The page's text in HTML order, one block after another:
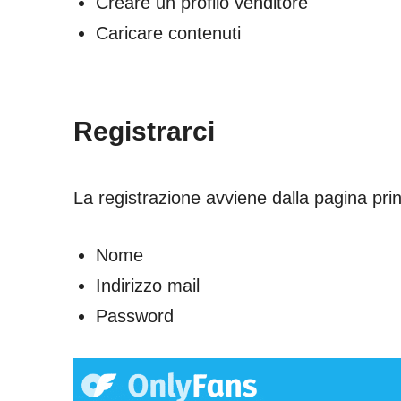
Caricare contenuti
Registrarci
La registrazione avviene dalla pagina
Nome
Indirizzo mail
Password